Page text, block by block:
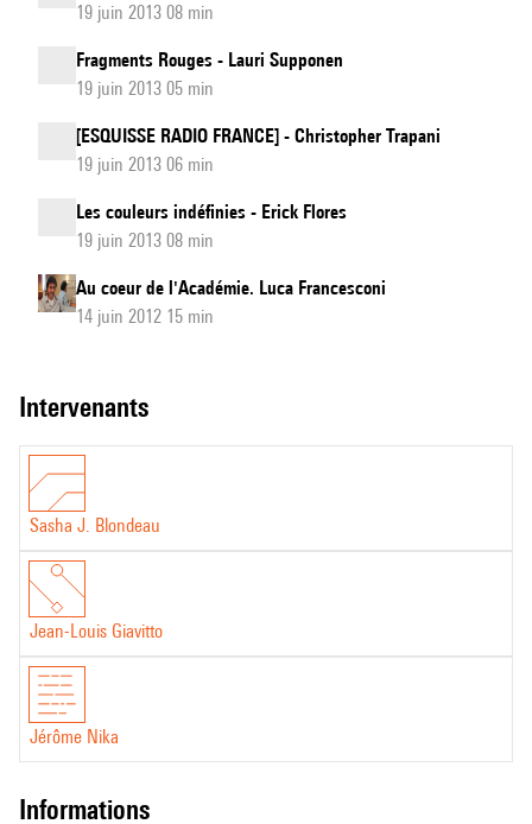
19 juin 2013 08 min
Fragments Rouges - Lauri Supponen
19 juin 2013 05 min
[ESQUISSE RADIO FRANCE] - Christopher Trapani
19 juin 2013 06 min
Les couleurs indéfinies - Erick Flores
19 juin 2013 08 min
Au coeur de l'Académie. Luca Francesconi
14 juin 2012 15 min
intervenants
Sasha J. Blondeau
Jean-Louis Giavitto
Jérôme Nika
informations